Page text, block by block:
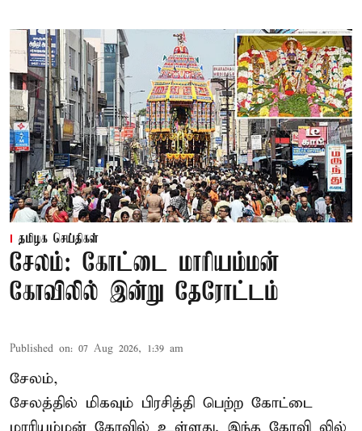
தமிழக செய்திகள்
சேலம்: கோட்டை மாரியம்மன்
கோவிலில் இன்று தேரோட்டம்
Published on: 07 Aug 2026, 1:39 am
சேலம்,
சேலத்தில் மிகவும் பிரசித்தி பெற்ற கோட்டை
மாரியம்மன் கோவில் உள்ளது. இந்த கோவி லில்